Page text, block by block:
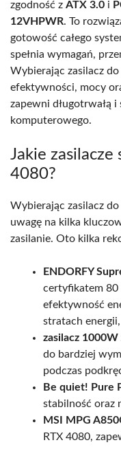
zgodność z ATX 3.0 i
12VHPWR. To
gotowość całego
spełnia wymagań,
Wybierając zasilacz
efektywności, mocy
zapewni długotrwałą
komputerowego.
Jakie zasilacze
4080?
Wybierając zasilacz
uwagę na kilka
zasilanie. Oto kilka
ENDORFY
certyfikatem 80
efektywność
stratach energii,
zasilacz
do bardziej
podczas
Be quiet! Pure
stabilność oraz
MSI MPG
RTX 4080,